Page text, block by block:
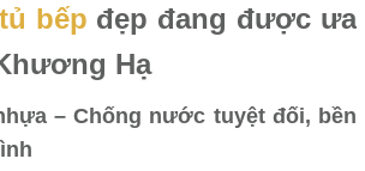
tủ bếp đẹp đang được ưa
Hạ
– Chống nước tuyệt đối, bền